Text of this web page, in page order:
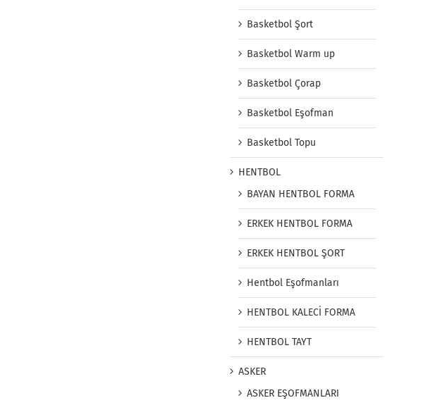
Basketbol Şort
Basketbol Warm up
Basketbol Çorap
Basketbol Eşofman
Basketbol Topu
HENTBOL
BAYAN HENTBOL FORMA
ERKEK HENTBOL FORMA
ERKEK HENTBOL ŞORT
Hentbol Eşofmanları
HENTBOL KALECİ FORMA
HENTBOL TAYT
ASKER
ASKER EŞOFMANLARI